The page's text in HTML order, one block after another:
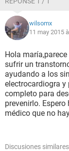
toser sin parar
tratarme en el
dificultad
Muchas gracias
wilsomx
11 may 2015
Hola
sufrir un
ayudando a los
electrocardiogra
completo para
prevenirlo.
médico que no
Discusiones similares